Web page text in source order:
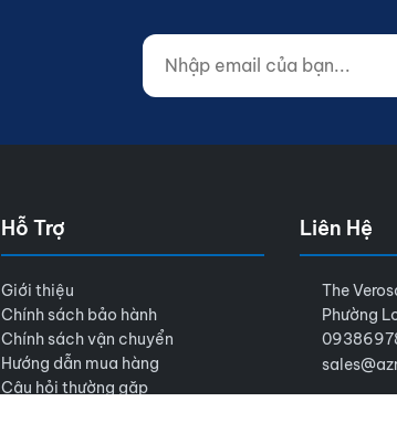
Nhập email của bạn...
Website (do not fill)
Hỗ Trợ
Giới thiệu
Chính sách bảo hành
Chính sách vận chuyển
Hướng dẫn mua hàng
Câu hỏi thường gặp
Liên Hệ
The
Phường